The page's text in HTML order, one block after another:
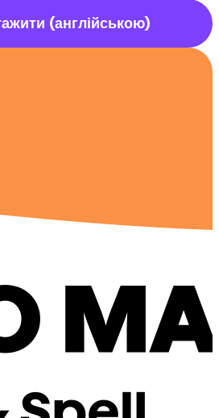
(англійською)